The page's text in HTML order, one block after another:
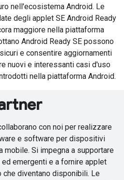
nell'ecosistema Android. Le
degli applet SE Android Ready
maggiore nella piattaforma
Android Ready SE possono
e consentire aggiornamenti
nuovi e interessanti casi d'uso
nella piattaforma Android.
con noi per realizzare
e software per dispositivi
Si impegna a supportare
emergenti e a fornire applet
che diventano disponibili. Le